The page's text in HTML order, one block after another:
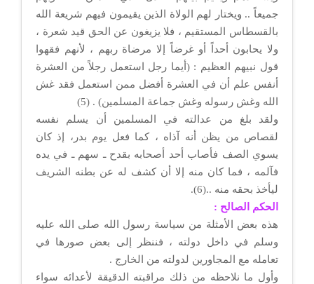
جميعاً .. ويختار لهم الولاة الذين يقيمون فيهم شريعة الله
بالقسطاس المستقيم ، فلا يزيغون عن الحق قيد شعرة ،
ولا يحابون أحداً أو غرضاً إلا مرضاة ربهم ، لأنهم فقهوا
قول نبيهم العظيم : (أيما رجل استعمل رجلاً من العشرة
أنفس علم أن في العشرة أفضل ممن استعمل فقد غش
الله وغش رسوله وغش جماعة المسلمين) . (5)
ولقد بلغ من عدالته في المسلمين أن يسلم نفسه
لقصاص من يظن أنه آذاه ، كما فعل يوم بدر، إذ كان
يسوي الصف فأصاب أحد أصحابه بقدح ـ سهم ـ في يده
فآلمه ، فما كان منه إلا أن كشف له عن بطنه الشريف
ليأخذ بحقه منه ..(6).
الحكم الصالح :
هذه بعض الأمثلة من سياسة رسول الله صلى الله عليه
وسلم في داخل دولته ، فننظر إلى بعض صورها في
تعامله مع المجاورين لدولته من الخارج .
وأول ما نلاحظه من ذلك مراقبته الدقيقة لأعدائه سواء